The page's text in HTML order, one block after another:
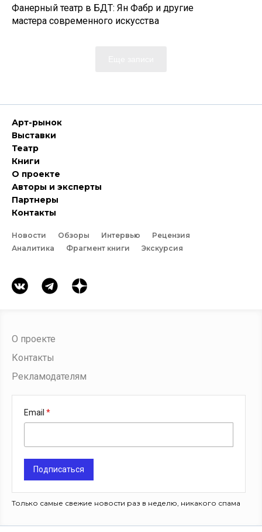
Фанерный театр в БДТ: Ян Фабр и другие
мастера современного искусства
Арт-рынок
Выставки
Театр
Книги
О проекте
Авторы и эксперты
Партнеры
Контакты
Новости Обзоры Интервью
Рецензия
Аналитика
Фрагмент книги Экскурсия
О проекте
Контакты
Рекламодателям
Email
Подписаться
Только самые свежие новости раз в неделю, никакого спама